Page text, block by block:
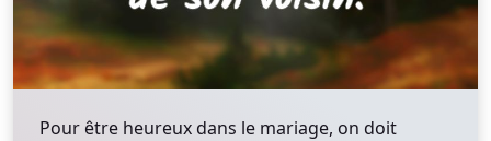
Pour être heureux dans le mariage, on doit